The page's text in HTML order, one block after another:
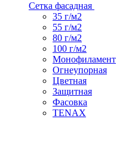
Сетка фасадная
35 г/м2
55 г/м2
80 г/м2
100 г/м2
Монофиламент
Огнеупорная
Цветная
Защитная
Фасовка
TENAX